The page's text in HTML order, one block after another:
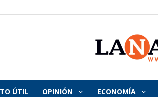
ÚTIL OPINIÓN ECONOMÍA